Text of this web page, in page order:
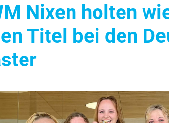
Nixen holten
Titel bei den